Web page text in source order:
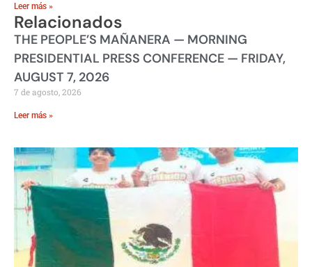
Leer más »
Relacionados
THE PEOPLE’S MAÑANERA — MORNING
PRESIDENTIAL PRESS CONFERENCE — FRIDAY,
AUGUST 7, 2026
7 de agosto, 2026
Leer más »